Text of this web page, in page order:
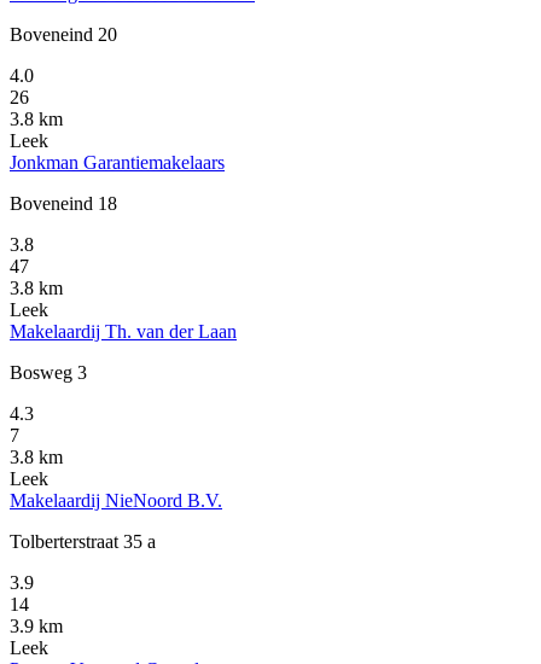
Boveneind 20
4.0
26
3.8 km
Leek
Jonkman Garantiemakelaars
Boveneind 18
3.8
47
3.8 km
Leek
Makelaardij Th. van der Laan
Bosweg 3
4.3
7
3.8 km
Leek
Makelaardij NieNoord B.V.
Tolberterstraat 35 a
3.9
14
3.9 km
Leek